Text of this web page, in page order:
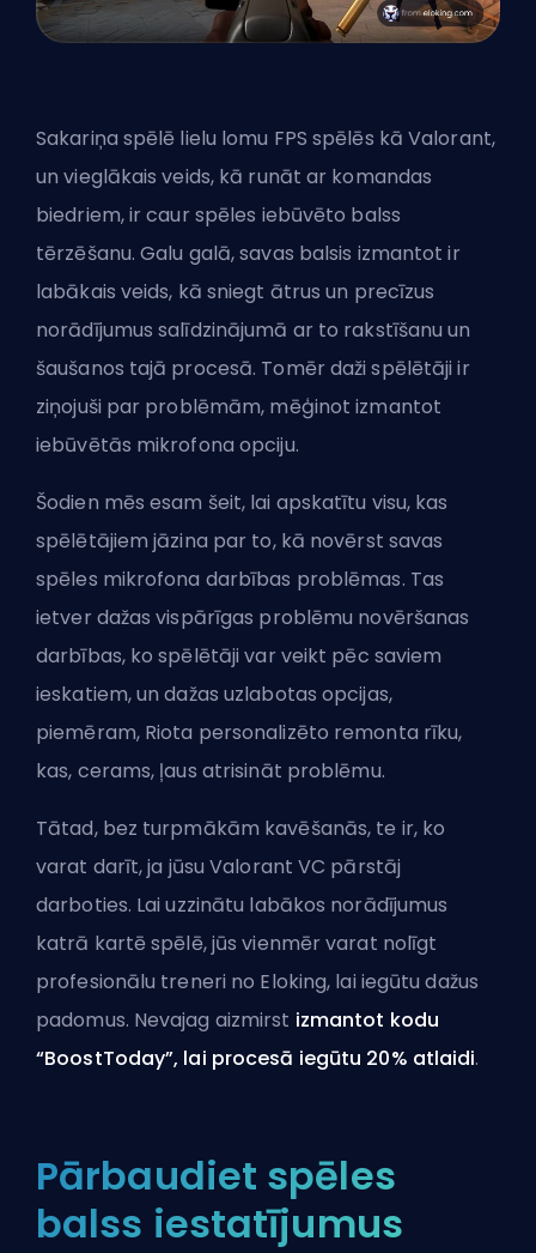
Sakariņa spēlē lielu lomu FPSspēlēs kā Valorant,
un vieglākais veids, kā runāt ar komandas
biedriem, ir caur spēles iebūvēto balss
tērzēšanu. Galu galā, savas balsis izmantot ir
labākais veids, kā sniegt ātrus un precīzus
norādījumus salīdzinājumā ar to rakstīšanu un
šaušanos tajā procesā. Tomēr daži spēlētāji ir
ziņojuši par problēmām, mēģinot izmantot
iebūvētās mikrofona opciju.
Šodien mēs esam šeit, lai apskatītu visu, kas
spēlētājiem jāzina par to, kā novērst savas
spēles mikrofona darbības problēmas. Tas
ietver dažas vispārīgas problēmu novēršanas
darbības, ko spēlētāji var veikt pēc saviem
ieskatiem, un dažas uzlabotas opcijas,
piemēram, Riota personalizēto remonta rīku,
kas, cerams, ļaus atrisināt problēmu.
Tātad, bez turpmākām kavēšanās, te ir, ko
varat darīt, ja jūsu Valorant VC pārstāj
darboties. Lai uzzinātu labākos norādījumus
katrā kartē spēlē, jūs vienmēr varat nolīgt
profesionālu treneri no Eloking, lai iegūtu dažus
padomus. Nevajag aizmirst izmantot kodu
“BoostToday”, lai procesā iegūtu 20% atlaidi.
Pārbaudiet spēles
balss iestatījumus